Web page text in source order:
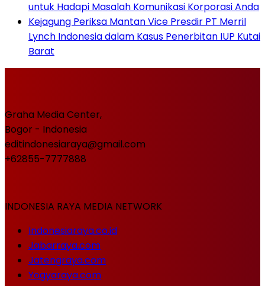
untuk Hadapi Masalah Komunikasi Korporasi Anda
Kejagung Periksa Mantan Vice Presdir PT Merril
Lynch Indonesia dalam Kasus Penerbitan IUP Kutai
Barat
Graha Media Center,
Bogor - Indonesia
editindonesiaraya@gmail.com
+62855-7777888
INDONESIA RAYA MEDIA NETWORK
Indonesiaraya.co.id
Jabarraya.com
Jatengraya.com
Yogyaraya.com